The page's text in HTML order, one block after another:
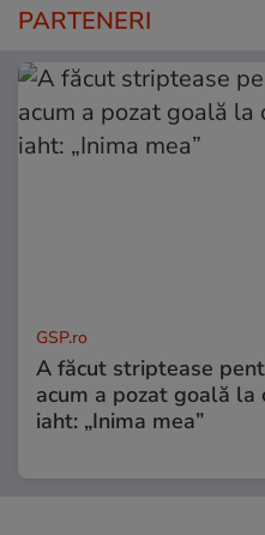
PARTENERI
GSP.ro
A făcut striptease
acum a pozat goală la
iaht: „Inima mea”